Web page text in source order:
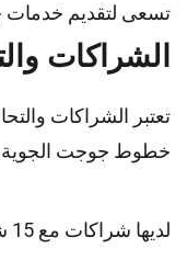
تسعى لتقديم خدمات
الشراكات
تعتبر الشراكات
خطوط جوجت
لديها شراكات مع 15 شركة طيران دولية.